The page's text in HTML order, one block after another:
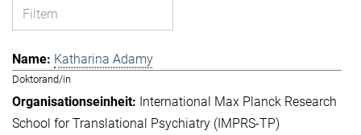
Katharina Adamy
Doktorand/in
International Max Planck Research
School for Translational Psychiatry (IMPRS-TP)